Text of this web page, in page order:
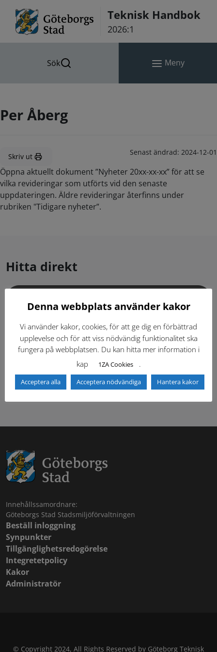
Teknisk Handbok
2026:1
Sök Meny
Per Åberg
Skriv ut Senast ändrad: 2024-12-01
Öppna aktuellt dokument ”Nyheter 20xx-xx-xx” för att se
vilka revideringar som utförts vid den senaste
uppdateringen. Äldre revideringar återfinns under
rubriken "Tidigare nyheter”.
Hitta direkt
Dokumentbibliotek Kontaktlista
Tidigare versioner Nyheter
Säkerhetsordningen
Innehållssamordnare:
Göteborgs Stad Stadsmiljöförvaltningen
Beställ inloggning
Synpunkter
Tillgänglighetsredogörelse
Integretetpolicy
Kakor
Administratör
© Copyright 2024, All Rights Reserved by Göteborg Teknisk
Denna webbplats använder kakor
Vi använder kakor, cookies, för att ge dig en förbättrad
upplevelse och för att viss nödvändig funktionalitet ska
fungera på webbplatsen. Du kan hitta mer information i
kap
1ZA Cookies .
Acceptera alla Acceptera nödvändiga Hantera kakor